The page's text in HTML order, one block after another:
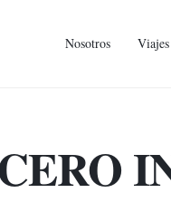
Nosotros